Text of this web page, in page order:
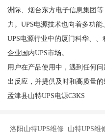
洲际、烟台东方电子信息集团
力。UPS电源技术也向着多功
UPS电源行业中的厦门科华、
企业国内UPS市场。
用户在产品使用中，遇到任何
出反应，并提供及时和高质量的
孟津县山特UPS电源C3KS
洛阳山特UPS维修 山特UPS